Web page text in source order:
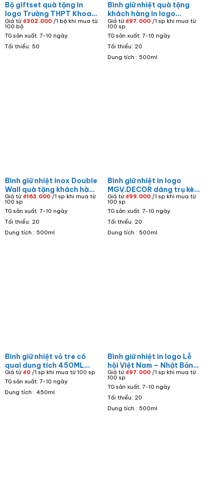
Bộ giftset quà tặng in
logo Trường THPT Khoa
học Giáo dục 4 món bình
giữ nhiệt ly sứ sổ da và bút
ký GS-05
Giá từ ₫302.000/1 bộ khi mua từ
100 bộ
TG sản xuất: 7-10 ngày
Tối thiểu: 50
Bình giữ nhiệt quà tặng
khách hàng in logo
Diamond Bay màu xanh
dáng trụ dung tích 500ml
BGN-16
Giá từ₫97.000 /1 sp khi mua từ
100 sp
TG sản xuất: 7-10 ngày
Tối thiểu: 20
Dung tích : 500ml
Bình giữ nhiệt inox Double
Wall quà tặng khách hàng
in logo DS Quân màu xanh
lá dung tích 500ml BGN-
14
Giá từ ₫163.000/1 sp khi mua từ
100 sp
TG sản xuất: 7-10 ngày
Tối thiểu: 20
Dung tích : 500ml
Bình giữ nhiệt in logo
MGV.DECOR dáng trụ kèm
2 cốc BGN-21
Giá từ₫99.000 /1 sp khi mua từ
100 sp
TG sản xuất: 7-10 ngày
Tối thiểu: 20
Dung tích : 500ml
Bình giữ nhiệt vỏ tre có
quai dung tích 450ML
BGN-06
Giá từ ₫0/1 sp khi mua từ 100 sp
TG sản xuất: 7-10 ngày
Dung tích : 450ml
Bình giữ nhiệt in logo Lễ
hội Việt Nam – Nhật Bản
thành phố Đà Nẵng 2023
màu đỏ dáng trụ tròn
BGN-20
Giá từ₫97.000 /1 sp khi mua từ
100 sp
TG sản xuất: 7-10 ngày
Tối thiểu: 20
Dung tích : 500ml